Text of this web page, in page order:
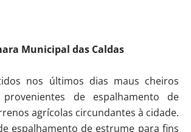
Municipal das Caldas
nos últimos dias maus cheiros
provenientes de espalhamento de
agrícolas circundantes à cidade.
espalhamento de estrume para fins